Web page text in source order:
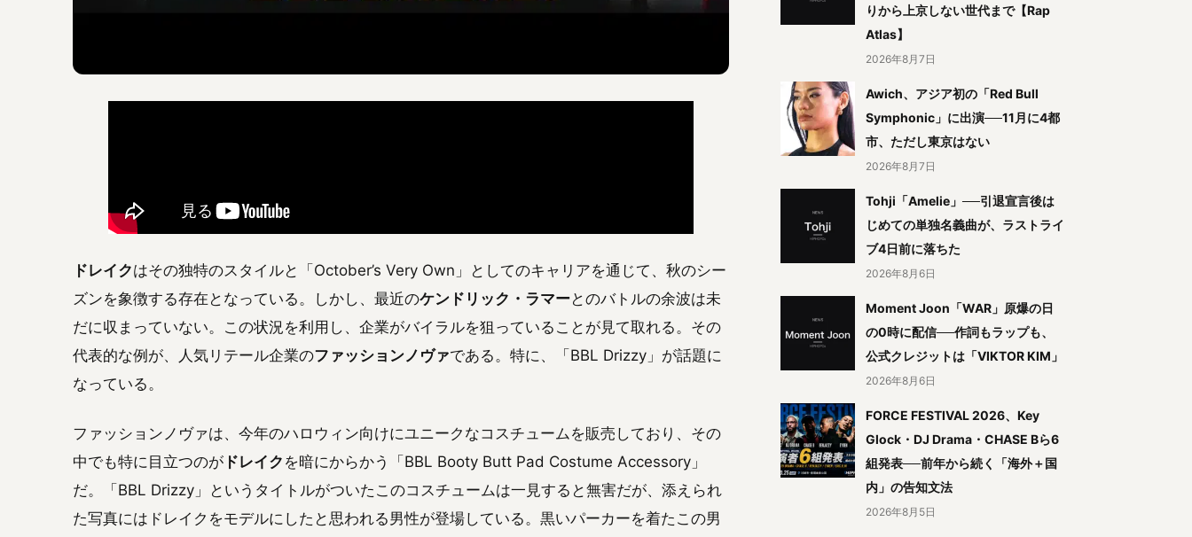
ドレイクはその独特のスタイルと「October’s Very Own」としてのキャリアを通じて、秋のシー
ズンを象徴する存在となっている。しかし、最近のケンドリック・ラマーとのバトルの余波は未
だに収まっていない。この状況を利用し、企業がバイラルを狙っていることが見て取れる。その
代表的な例が、人気リテール企業のファッションノヴァである。特に、「BBL Drizzy」が話題に
なっている。
ファッションノヴァは、今年のハロウィン向けにユニークなコスチュームを販売しており、その
中でも特に目立つのが ドレイク を暗にからかう「BBL Booty Butt Pad Costume Accessory」
だ。「BBL Drizzy」というタイトルがついたこのコスチュームは一見すると無害だが、添えられ
た写真にはドレイクをモデルにしたと思われる男性が登場している。黒いパーカーを着たこの男
りから上京しない世代まで【Rap
Atlas】
2026年8月7日
Awich、アジア初の「Red Bull
Symphonic」に出演──11月に4都
市、ただし東京はない
2026年8月7日
Tohji「Amelie」──引退宣言後は
じめての単独名義曲が、ラストライ
ブ4日前に落ちた
2026年8月6日
Moment Joon「WAR」原爆の日
の0時に配信──作詞もラップも、
公式クレジットは「VIKTOR KIM」
2026年8月6日
FORCE FESTIVAL 2026、Key
Glock・DJ Drama・CHASE Bら6
組発表──前年から続く「海外＋国
内」の告知文法
2026年8月5日